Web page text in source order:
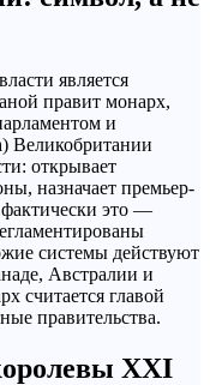
является
правит монарх,
и
Великобритании
открывает
назначает премьер-
это —
системы действуют
Австралии и
считается главой
правительства.
XXI